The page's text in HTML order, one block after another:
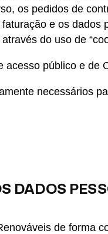
os pedidos de
e os dados
do uso de
acesso público e de
necessários
DADOS
de forma